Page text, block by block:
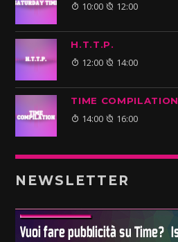
10:00 12:00
H.T.T.P.
12:00 14:00
TIME COMPILATION
14:00 16:00
NEWSLETTER